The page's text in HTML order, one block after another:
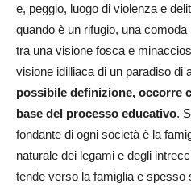
e, peggio, luogo di violenza e
quando è un rifugio, una
tra una visione fosca e
visione idilliaca di un paradiso di
possibile definizione, occorre
base del processo educativo.
fondante di ogni società è la
naturale dei legami e degli
tende verso la famiglia e spesso